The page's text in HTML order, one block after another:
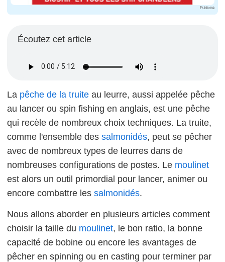
Publicité
Écoutez cet article
La pêche de la truite au leurre, aussi appelée pêche
au lancer ou spin fishing en anglais, est une pêche
qui recèle de nombreux choix techniques. La truite,
comme l'ensemble des salmonidés, peut se pêcher
avec de nombreux types de leurres dans de
nombreuses configurations de postes. Le moulinet
est alors un outil primordial pour lancer, animer ou
encore combattre les salmonidés.
Nous allons aborder en plusieurs articles comment
choisir la taille du moulinet, le bon ratio, la bonne
capacité de bobine ou encore les avantages de
pêcher en spinning ou en casting pour terminer par